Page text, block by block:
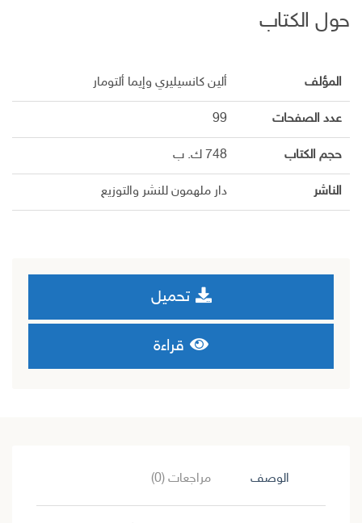
حول الكتاب
المؤلف ألين كانسيليري وإيما ألتومار
عدد الصفحات 99
حجم الكتاب 748 ك. ب
الناشر دار ملهمون للنشر والتوزيع
تحميل
قراءة
الوصف مراجعات (0)